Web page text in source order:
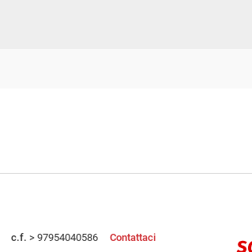
c.f. > 97954040586 Contattaci